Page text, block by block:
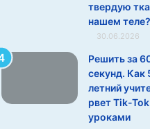
твердую
нашем теле?
30.06.2026
Решить за
секунд. Как
летний
рвет Tik-Tok
уроками